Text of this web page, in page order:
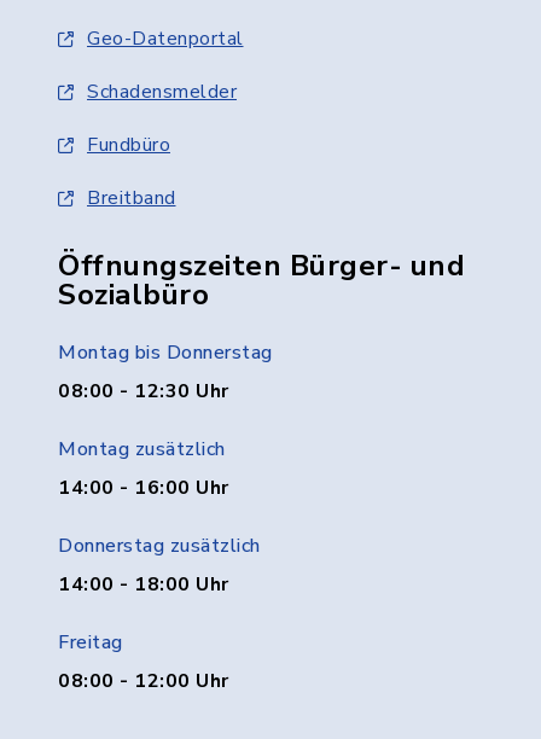
Geo-Datenportal
Schadensmelder
Fundbüro
Breitband
Öffnungszeiten Bürger- und
Sozialbüro
Montag bis Donnerstag
08:00 - 12:30 Uhr
Montag zusätzlich
14:00 - 16:00 Uhr
Donnerstag zusätzlich
14:00 - 18:00 Uhr
Freitag
08:00 - 12:00 Uhr